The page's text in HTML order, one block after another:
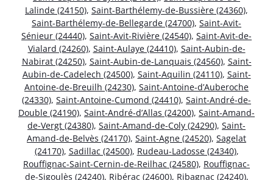
Lalinde (24150), Saint-Barthélemy-de-Bussière (24360),
Saint-Barthélemy-de-Bellegarde (24700), Saint-Avit-
Sénieur (24440), Saint-Avit-Rivière (24540), Saint-Avit-de-
Vialard (24260), Saint-Aulaye (24410), Saint-Aubin-de-
Nabirat (24250), Saint-Aubin-de-Lanquais (24560), Saint-
Aubin-de-Cadelech (24500), Saint-Aquilin (24110), Saint-
Antoine-de-Breuilh (24230), Saint-Antoine-d’Auberoche
(24330), Saint-Antoine-Cumond (24410), Saint-André-de-
Double (24190), Saint-André-d’Allas (24200), Saint-Amand-
de-Vergt (24380), Saint-Amand-de-Coly (24290), Saint-
Amand-de-Belvès (24170), Saint-Agne (24520), Sagelat
(24170), Sadillac (24500), Rudeau-Ladosse (24340),
Rouffignac-Saint-Cernin-de-Reilhac (24580), Rouffignac-
de-Sigoulès (24240), Ribérac (24600), Ribagnac (24240),